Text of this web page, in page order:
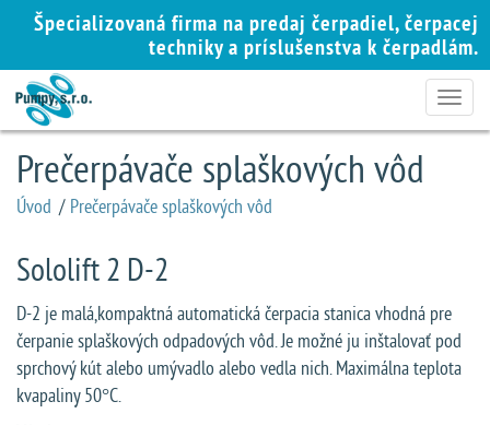
Špecializovaná firma na predaj čerpadiel, čerpacej
techniky a príslušenstva k čerpadlám.
Toggle
Prečerpávače splaškových vôd
Úvod / Prečerpávače splaškových vôd
Sololift 2 D-2
D-2 je malá,kompaktná automatická čerpacia stanica vhodná pre
čerpanie splaškových odpadových vôd. Je možné ju inštalovať pod
sprchový kút alebo umývadlo alebo vedla nich. Maximálna teplota
kvapaliny 50°C.